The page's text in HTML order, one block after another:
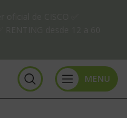
MENU